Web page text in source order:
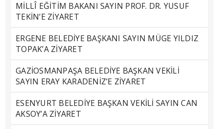
MİLLÎ EĞİTİM BAKANI SAYIN PROF. DR. YUSUF
TEKİN’E ZİYARET
ERGENE BELEDİYE BAŞKANI SAYIN MÜGE YILDIZ
TOPAK’A ZİYARET
GAZİOSMANPAŞA BELEDİYE BAŞKAN VEKİLİ
SAYIN ERAY KARADENİZ’E ZİYARET
ESENYURT BELEDİYE BAŞKAN VEKİLİ SAYIN CAN
AKSOY’A ZİYARET